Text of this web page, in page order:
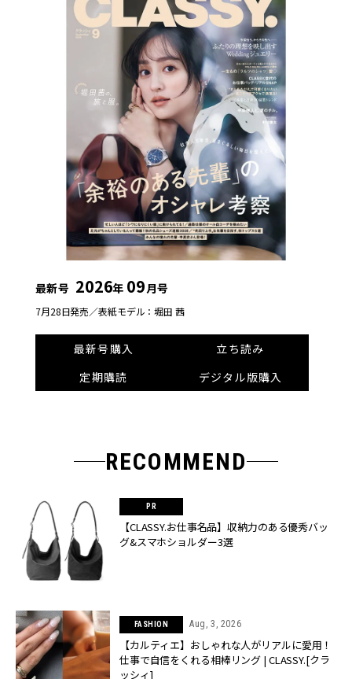
最新号 2026年 09月号
7月28日発売／表紙モデル：堀田 茜
最新号購入
立ち読み
定期購読
デジタル版購入
RECOMMEND
【CLASSY.お仕事名品】収納力のある優秀バッ
グ&スマホショルダー3選
FASHION Aug, 3, 2026
【カルティエ】おしゃれな人がリアルに愛用！
仕事で自信をくれる相棒リング | CLASSY.[クラ
ッシィ]